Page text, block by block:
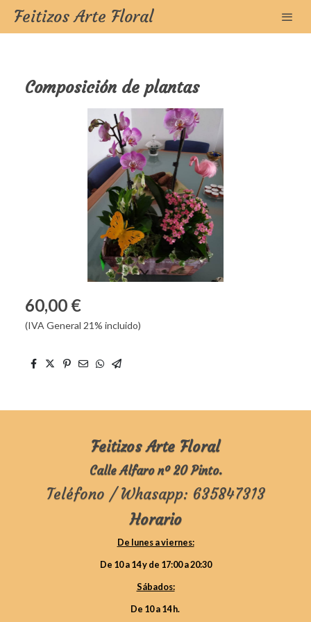
Feitizos Arte Floral
Composición de plantas
60,00 €
(IVA General 21% incluido)
Feitizos Arte Floral
Calle Alfaro nº 20 Pinto.
Teléfono / Whasapp: 635847313
Horario
De lunes a viernes:
De 10 a 14 y de 17:00 a 20:30
Sábados:
De 10 a 14 h.